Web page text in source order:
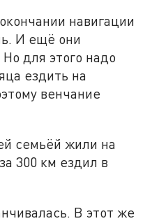
навигации
И ещё они
для этого надо
ездить на
венчание
семьёй жили на
300 км ездил в
В этот же